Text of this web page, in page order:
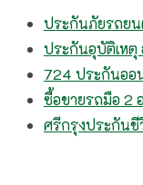
ประกันภัยรถย
ประกันอุบัติเหตุ
724 ประกันออ
ซื้อขายรถมือ 2
ศรีกรุงประกันชี